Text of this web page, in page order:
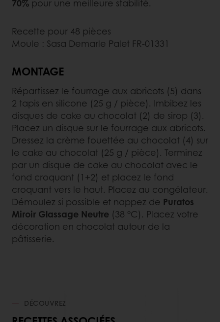
70% pour une meilleure stabilité.
Recette pour 48 pièces
Moule : Sasa Demarle Palet FR-01331
MONTAGE
Répartissez le fourrage aux abricots (5) dans
2 tapis en silicone (25 g / pièce). Imbibez les
disques de cake au chocolat (2) de sirop (3).
Placez un disque sur le fourrage aux abricots.
Dressez la crème fouettée au chocolat (4) sur
le cake au chocolat (25 g / pièce). Terminez
par un disque de cake au chocolat avec le
fond croquant (1+2) et placez le fond
croquant vers le haut. Placez au congélateur.
Démoulez si possible et nappez de Puratos
Miroir Glassage Neutre (38 °C). Placez votre
décoration en chocolat autour de la
pâtisserie.
DÉCOUVREZ